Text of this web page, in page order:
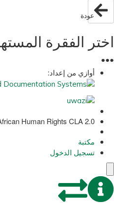
عودة
اختر الفقرة
●
●
●
أوازي من إعداد:
Human Rights CLA 2.0
مكتبة
تسجيل الدخول